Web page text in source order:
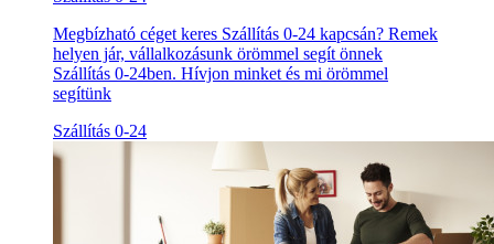
Megbízható céget keres Szállítás 0-24 kapcsán? Remek
helyen jár, vállalkozásunk örömmel segít önnek
Szállítás 0-24ben. Hívjon minket és mi örömmel
segítünk
Szállítás 0-24